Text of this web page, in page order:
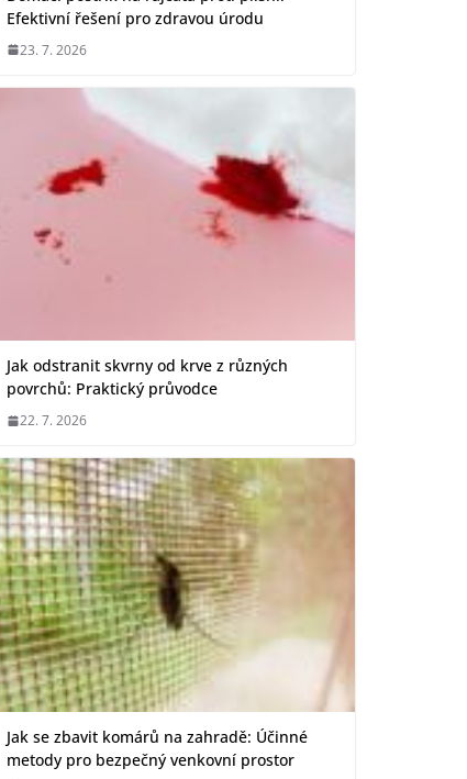
Efektivní řešení pro zdravou úrodu
23. 7. 2026
Jak odstranit skvrny od krve z různých
povrchů: Praktický průvodce
22. 7. 2026
Jak se zbavit komárů na zahradě: Účinné
metody pro bezpečný venkovní prostor